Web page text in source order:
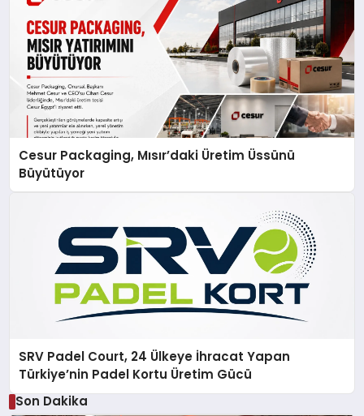
Cesur Packaging, Mısır’daki Üretim Üssünü
Büyütüyor
SRV Padel Court, 24 Ülkeye İhracat Yapan
Türkiye’nin Padel Kortu Üretim Gücü
Son Dakika